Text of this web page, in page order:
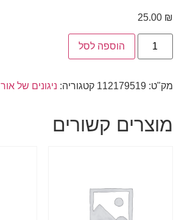
25.00 ₪
הוספה לסל
מק"ט: 112179519 קטגוריה: ניגונים של אור
מוצרים קשורים